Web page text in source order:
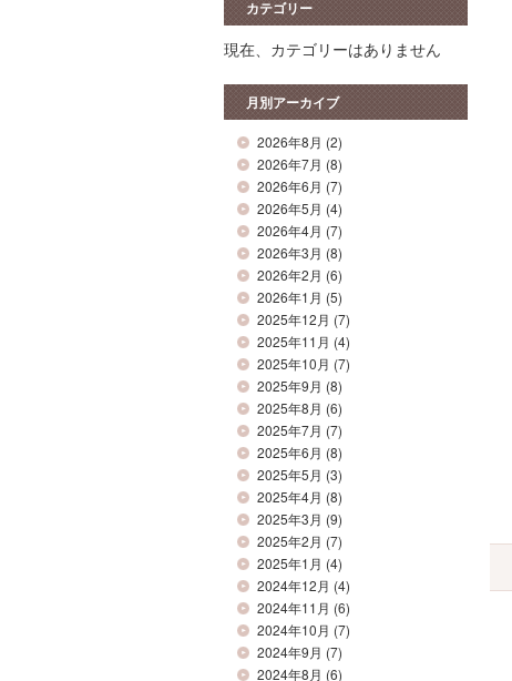
カテゴリー
現在、カテゴリーはありません
月別アーカイブ
2026年8月 (2)
2026年7月 (8)
2026年6月 (7)
2026年5月 (4)
2026年4月 (7)
2026年3月 (8)
2026年2月 (6)
2026年1月 (5)
2025年12月 (7)
2025年11月 (4)
2025年10月 (7)
2025年9月 (8)
2025年8月 (6)
2025年7月 (7)
2025年6月 (8)
2025年5月 (3)
2025年4月 (8)
2025年3月 (9)
2025年2月 (7)
2025年1月 (4)
2024年12月 (4)
2024年11月 (6)
2024年10月 (7)
2024年9月 (7)
2024年8月 (6)